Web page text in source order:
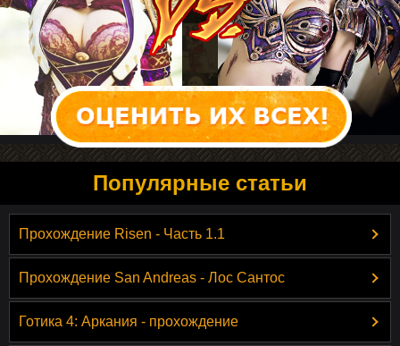
Популярные статьи
Прохождение Risen - Часть 1.1
Прохождение San Andreas - Лос Сантос
Готика 4: Аркания - прохождение